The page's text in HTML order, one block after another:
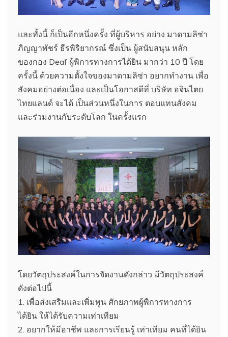
และทั้งนี้ ก็เป็นอีกหนึ่งครั้ง ที่ผู้บริหาร อย่าง มาดามลิซ่า
ภิญญาพัชร์ ธีรพิริยากรณ์ ซึ่งเป็น ผู้สนับสนุน หลัก
ของกอง Deaf ผู้พิการทางการได้ยิน มากว่า 10 ปี โดย
ครั้งนี้ ด้วยความตั้งใจของมาดามลิซ่า อยากทำงาน เพื่อ
สังคมอย่างต่อเนื่อง และเป็นโอกาสดีที่ บริษัท อจินไตย
ไทยแลนด์ จะได้ เป็นส่วนหนึ่งในการ ตอบแทนสังคม
และร่วมงานกับระดับโลก ในครั้งแรก
โดยวัตถุประสงค์ในการจัดงานดังกล่าว มีวัตถุประสงค์
ดังต่อไปนี้
1. เพื่อส่งเสริมและเพิ่มพูน ศักยภาพผู้พิการทางการ
ได้ยิน ให้ได้รับความเท่าเทียม
2. อยากให้มีอาชีพ และการเรียนรู้ เท่าเทียม คนที่ได้ยิน